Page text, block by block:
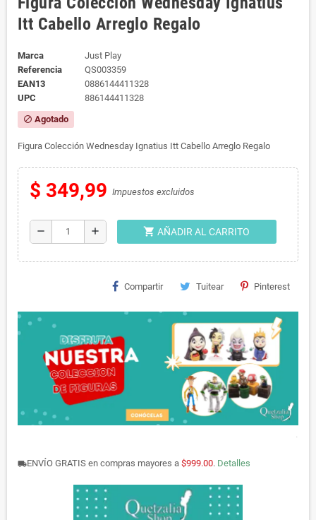
Itt Cabello Arreglo Regalo
Marca
Just Play
Referencia
QS003359
EAN13
0886144411328
UPC
886144411328
block Agotado
Figura Colección Wednesday Ignatius Itt Cabello Arreglo Regalo
$ 349,99 Impuestos excluidos
remove add shopping_cart AÑADIR AL CARRITO
Compartir Tuitear Pinterest
.
local_shippingENVÍO GRATIS en compras mayores a $999.00. Detalles